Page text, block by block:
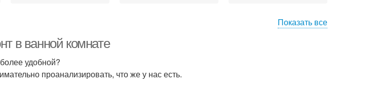
Показать все
в ванной комнате
удобной?
проанализировать, что же у нас есть.